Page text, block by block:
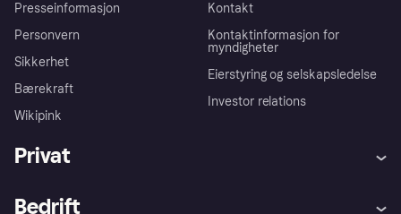
Presseinformasjon
Personvern
Sikkerhet
Bærekraft
Wikipink
Kontakt
Kontaktinformasjon for
myndigheter
Eierstyring og selskapsledelse
Investor relations
Privat
Bedrift